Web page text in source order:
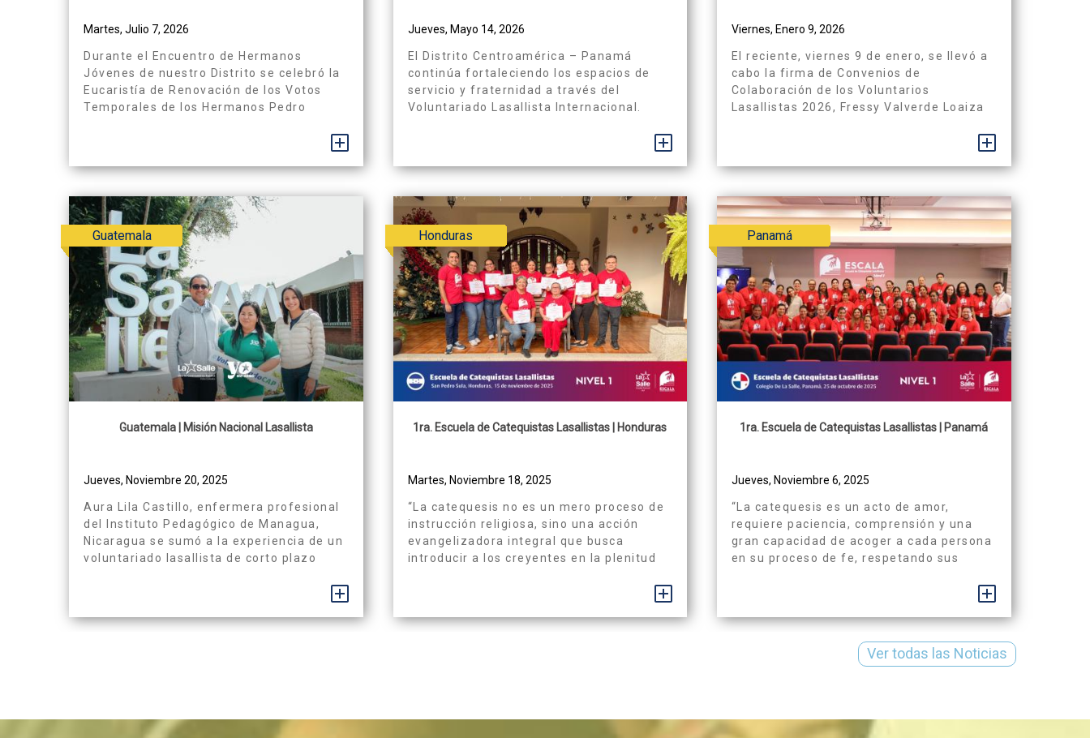
Martes, Julio 7, 2026
Durante el Encuentro de Hermanos
Jóvenes de nuestro Distrito se celebró la
Eucaristía de Renovación de los Votos
Temporales de los Hermanos Pedro
consagración, reafirmando su
compromiso de seguir a Jesucristo
mediante la vivencia de los consejos
evangélicos...
+
Jueves, Mayo 14, 2026
El Distrito Centroamérica – Panamá
continúa fortaleciendo los espacios de
servicio y fraternidad a través del
Voluntariado Lasallista Internacional.
hasta julio del 2026. Actualmente,
Théotime desarrolla su voluntariado en el
Instituto Experimental...
+
Viernes, Enero 9, 2026
El reciente, viernes 9 de enero, se llevó a
cabo la firma de Convenios de
Colaboración de los Voluntarios
Lasallistas 2026, Fressy Valverde Loaiza
de Guatemala que han sido enviados a la
Colegio Católico San Juan Bautista. En
espíritu comunitario, con la presencia del
equipo de...
+
Guatemala
Guatemala | Misión Nacional Lasallista
Jueves, Noviembre 20, 2025
Aura Lila Castillo, enfermera profesional
del Instituto Pedagógico de Managua,
Nicaragua se sumó a la experiencia de un
voluntariado lasallista de corto plazo
Monitoreo para la Misión Nacional, del 3 al
Jocotán, Chiquimula. “Con el corazón
+
Honduras
1ra. Escuela de Catequistas Lasallistas | Honduras
Martes, Noviembre 18, 2025
“La catequesis no es un mero proceso de
instrucción religiosa, sino una acción
evangelizadora integral que busca
introducir a los creyentes en la plenitud
la catequesis no pueden prescindir de la
+
Panamá
1ra. Escuela de Catequistas Lasallistas | Panamá
Jueves, Noviembre 6, 2025
“La catequesis es un acto de amor,
requiere paciencia, comprensión y una
gran capacidad de acoger a cada persona
en su proceso de fe, respetando sus
compromiso de cada catequista nace de
creativa a la misión encomendada y
sostenida por el Espíritu Santo en el
camino de iniciación al...
+
Ver todas las Noticias